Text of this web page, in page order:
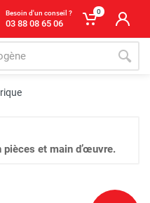
Besoin d'un conseil ?
03 88 08 65 06
0
pièces et main d’œuvre.